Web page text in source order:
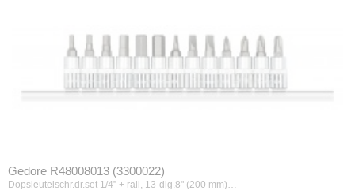
Gedore R48008013 (3300022)
Dopsleutelschr.dr.set 1/4” + rail, 13-dlg.8" (200 mm)…